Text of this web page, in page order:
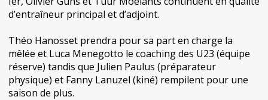
d’entraîneur principal et d’adjoint.
Théo Hanosset prendra pour sa part en charge la
mêlée et Luca Menegotto le coaching des U23 (équipe
réserve) tandis que Julien Paulus (préparateur
physique) et Fanny Lanuzel (kiné) rempilent pour une
saison de plus.